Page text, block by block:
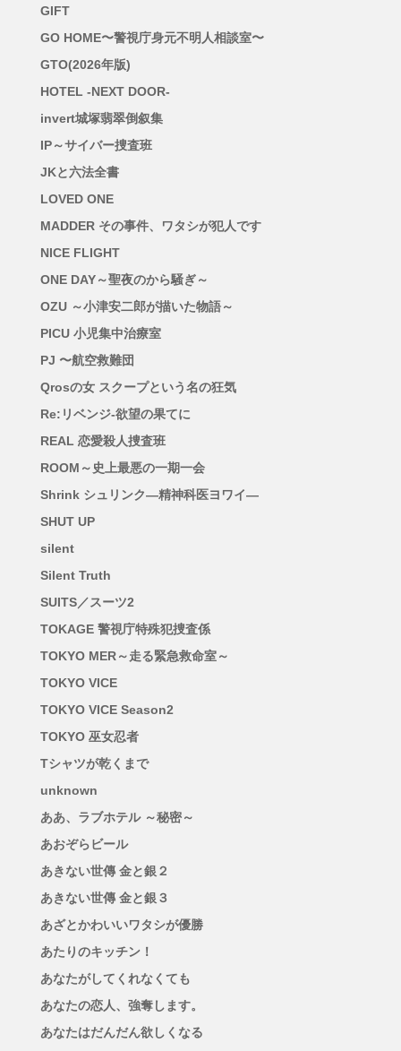
GIFT
GO HOME〜警視庁身元不明人相談室〜
GTO(2026年版)
HOTEL -NEXT DOOR-
invert城塚翡翠倒叙集
IP～サイバー捜査班
JKと六法全書
LOVED ONE
MADDER その事件、ワタシが犯人です
NICE FLIGHT
ONE DAY～聖夜のから騒ぎ～
OZU ～小津安二郎が描いた物語～
PICU 小児集中治療室
PJ 〜航空救難団
Qrosの女 スクープという名の狂気
Re:リベンジ-欲望の果てに
REAL 恋愛殺人捜査班
ROOM～史上最悪の一期一会
Shrink シュリンク―精神科医ヨワイ―
SHUT UP
silent
Silent Truth
SUITS／スーツ2
TOKAGE 警視庁特殊犯捜査係
TOKYO MER～走る緊急救命室～
TOKYO VICE
TOKYO VICE Season2
TOKYO 巫女忍者
Tシャツが乾くまで
unknown
ああ、ラブホテル ～秘密～
あおぞらビール
あきない世傳 金と銀２
あきない世傳 金と銀３
あざとかわいいワタシが優勝
あたりのキッチン！
あなたがしてくれなくても
あなたの恋人、強奪します。
あなたはだんだん欲しくなる